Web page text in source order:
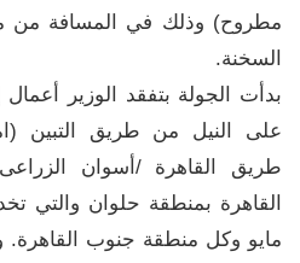
مطروح) وذلك في المسافة من
السخنة.
بدأت الجولة بتفقد الوزير
على النيل من طريق التبين
طريق القاهرة /أسوان
مايو وكل منطقة جنوب القاهرة.